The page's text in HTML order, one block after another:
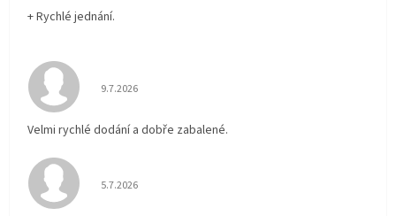
+ Rychlé jednání.
Hodnocení obchodu je 5 z 5 hvězdiček.
9.7.2026
Velmi rychlé dodání a dobře zabalené.
Hodnocení obchodu je 5 z 5 hvězdiček.
5.7.2026